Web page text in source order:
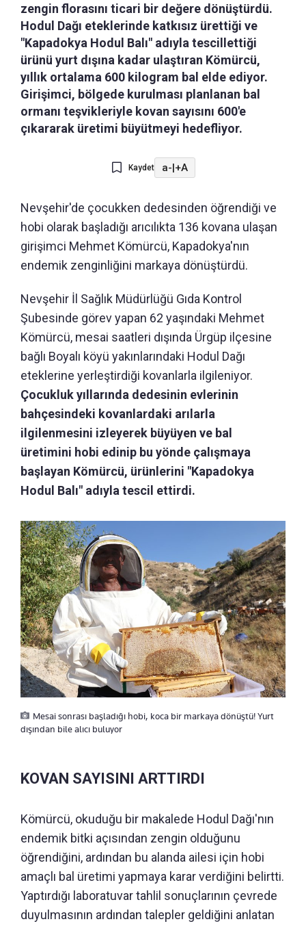
zengin florasını ticari bir değere dönüştürdü.
Hodul Dağı eteklerinde katkısız ürettiği ve
"Kapadokya Hodul Balı" adıyla tescillettiği
ürünü yurt dışına kadar ulaştıran Kömürcü,
yıllık ortalama 600 kilogram bal elde ediyor.
Girişimci, bölgede kurulması planlanan bal
ormanı teşvikleriyle kovan sayısını 600'e
çıkararak üretimi büyütmeyi hedefliyor.
Kaydet a-|+A
Nevşehir'de çocukken dedesinden öğrendiği ve
hobi olarak başladığı arıcılıkta 136 kovana ulaşan
girişimci Mehmet Kömürcü, Kapadokya'nın
endemik zenginliğini markaya dönüştürdü.
Nevşehir İl Sağlık Müdürlüğü Gıda Kontrol
Şubesinde görev yapan 62 yaşındaki Mehmet
Kömürcü, mesai saatleri dışında Ürgüp ilçesine
bağlı Boyalı köyü yakınlarındaki Hodul Dağı
eteklerine yerleştirdiği kovanlarla ilgileniyor.
Çocukluk yıllarında dedesinin evlerinin
bahçesindeki kovanlardaki arılarla
ilgilenmesini izleyerek büyüyen ve bal
üretimini hobi edinip bu yönde çalışmaya
başlayan Kömürcü, ürünlerini "Kapadokya
Hodul Balı" adıyla tescil ettirdi.
Mesai sonrası başladığı hobi, koca bir markaya dönüştü! Yurt
dışından bile alıcı buluyor
KOVAN SAYISINI ARTTIRDI
Kömürcü, okuduğu bir makalede Hodul Dağı'nın
endemik bitki açısından zengin olduğunu
öğrendiğini, ardından bu alanda ailesi için hobi
amaçlı bal üretimi yapmaya karar verdiğini belirtti.
Yaptırdığı laboratuvar tahlil sonuçlarının çevrede
duyulmasının ardından talepler geldiğini anlatan